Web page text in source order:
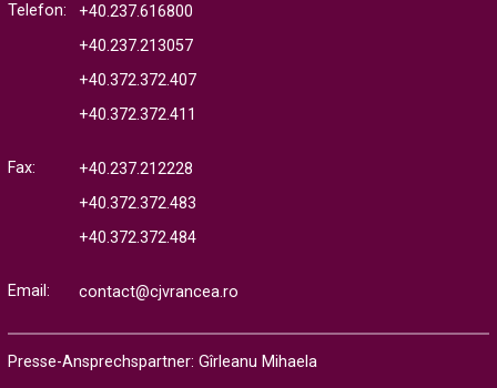
Telefon:
+40.237.616800
+40.237.213057
+40.372.372.407
+40.372.372.411
Fax:
+40.237.212228
+40.372.372.483
+40.372.372.484
Email: contact@cjvrancea.ro
Presse-Ansprechspartner: Gîrleanu Mihaela